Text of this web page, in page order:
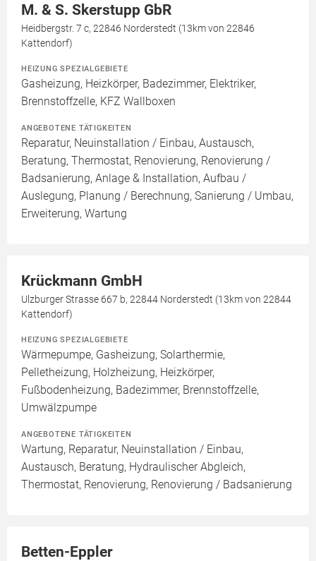
M. & S. Skerstupp GbR
Heidbergstr. 7 c, 22846 Norderstedt (13km von 22846
Kattendorf)
HEIZUNG SPEZIALGEBIETE
Gasheizung, Heizkörper, Badezimmer, Elektriker,
Brennstoffzelle, KFZ Wallboxen
ANGEBOTENE TÄTIGKEITEN
Reparatur, Neuinstallation / Einbau, Austausch,
Beratung, Thermostat, Renovierung, Renovierung /
Badsanierung, Anlage & Installation, Aufbau /
Auslegung, Planung / Berechnung, Sanierung / Umbau,
Erweiterung, Wartung
Krückmann GmbH
Ulzburger Strasse 667 b, 22844 Norderstedt (13km von 22844
Kattendorf)
HEIZUNG SPEZIALGEBIETE
Wärmepumpe, Gasheizung, Solarthermie,
Pelletheizung, Holzheizung, Heizkörper,
Fußbodenheizung, Badezimmer, Brennstoffzelle,
Umwälzpumpe
ANGEBOTENE TÄTIGKEITEN
Wartung, Reparatur, Neuinstallation / Einbau,
Austausch, Beratung, Hydraulischer Abgleich,
Thermostat, Renovierung, Renovierung / Badsanierung
Betten-Eppler